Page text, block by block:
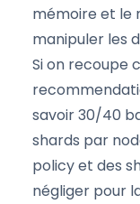
mémoire et le
manipuler les
Si on recoupe
savoir 30/40
shards par
policy et des
négliger pour